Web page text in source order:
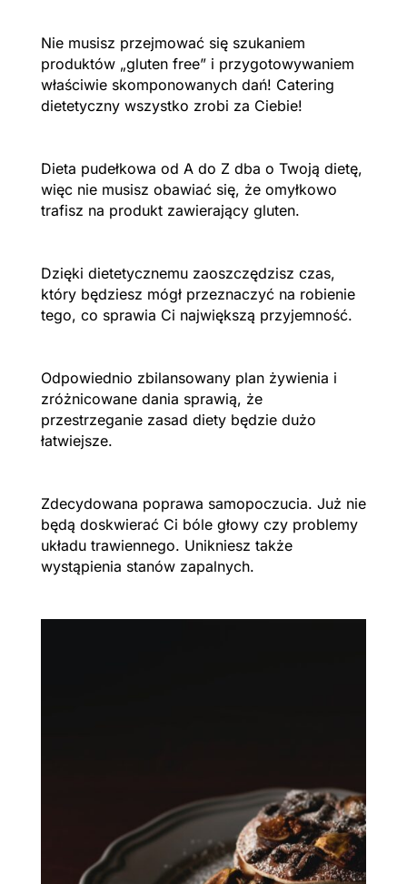
Nie musisz przejmować się szukaniem
produktów „gluten free” i przygotowywaniem
właściwie skomponowanych dań! Catering
dietetyczny wszystko zrobi za Ciebie!
Dieta pudełkowa od A do Z dba o Twoją dietę,
więc nie musisz obawiać się, że omyłkowo
trafisz na produkt zawierający gluten.
Dzięki dietetycznemu zaoszczędzisz czas,
który będziesz mógł przeznaczyć na robienie
tego, co sprawia Ci największą przyjemność.
Odpowiednio zbilansowany plan żywienia i
zróżnicowane dania sprawią, że
przestrzeganie zasad diety będzie dużo
łatwiejsze.
Zdecydowana poprawa samopoczucia. Już nie
będą doskwierać Ci bóle głowy czy problemy
układu trawiennego. Unikniesz także
wystąpienia stanów zapalnych.